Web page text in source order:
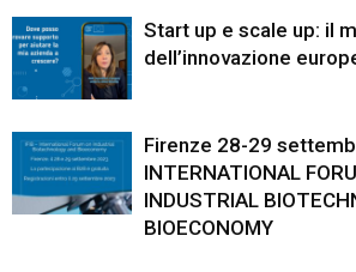
Start up e scale up: il
dell’innovazione
Firenze 28-29
INTERNATIONAL
INDUSTRIAL
BIOECONOMY